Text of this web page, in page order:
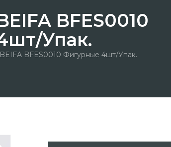
BFES0010
упак.
BFES0010 Фигурные 4шт/упак.